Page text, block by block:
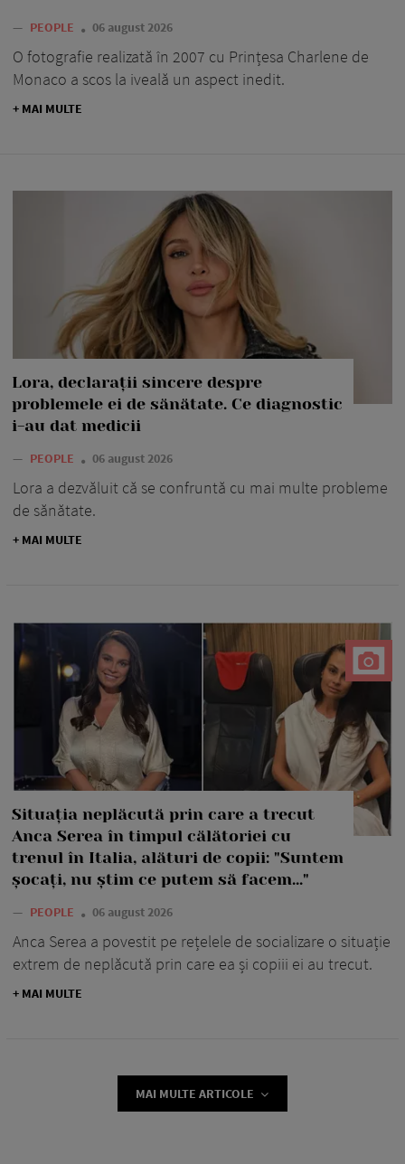
— PEOPLE 06 august 2026
O fotografie realizată în 2007 cu Prințesa Charlene de
Monaco a scos la iveală un aspect inedit.
+ MAI MULTE
Lora, declarații sincere despre
problemele ei de sănătate. Ce diagnostic
i-au dat medicii
— PEOPLE 06 august 2026
Lora a dezvăluit că se confruntă cu mai multe probleme
de sănătate.
+ MAI MULTE
Situația neplăcută prin care a trecut
Anca Serea în timpul călătoriei cu
trenul în Italia, alături de copii: "Suntem
șocați, nu știm ce putem să facem..."
— PEOPLE 06 august 2026
Anca Serea a povestit pe rețelele de socializare o situație
extrem de neplăcută prin care ea și copiii ei au trecut.
+ MAI MULTE
MAI MULTE ARTICOLE